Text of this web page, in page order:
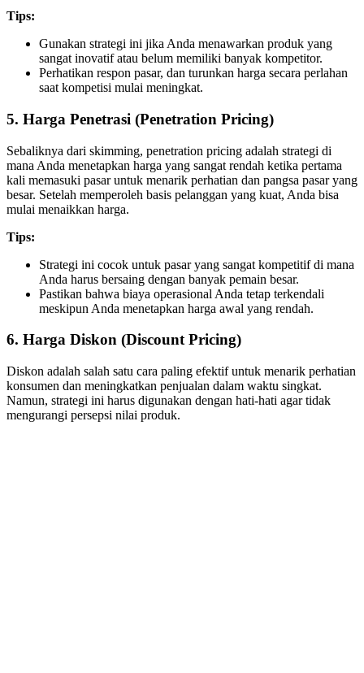
Tips:
Gunakan strategi ini jika Anda menawarkan produk yang
sangat inovatif atau belum memiliki banyak kompetitor.
Perhatikan respon pasar, dan turunkan harga secara perlahan
saat kompetisi mulai meningkat.
5. Harga Penetrasi (Penetration Pricing)
Sebaliknya dari skimming, penetration pricing adalah strategi di
mana Anda menetapkan harga yang sangat rendah ketika pertama
kali memasuki pasar untuk menarik perhatian dan pangsa pasar yang
besar. Setelah memperoleh basis pelanggan yang kuat, Anda bisa
mulai menaikkan harga.
Tips:
Strategi ini cocok untuk pasar yang sangat kompetitif di mana
Anda harus bersaing dengan banyak pemain besar.
Pastikan bahwa biaya operasional Anda tetap terkendali
meskipun Anda menetapkan harga awal yang rendah.
6. Harga Diskon (Discount Pricing)
Diskon adalah salah satu cara paling efektif untuk menarik perhatian
konsumen dan meningkatkan penjualan dalam waktu singkat.
Namun, strategi ini harus digunakan dengan hati-hati agar tidak
mengurangi persepsi nilai produk.